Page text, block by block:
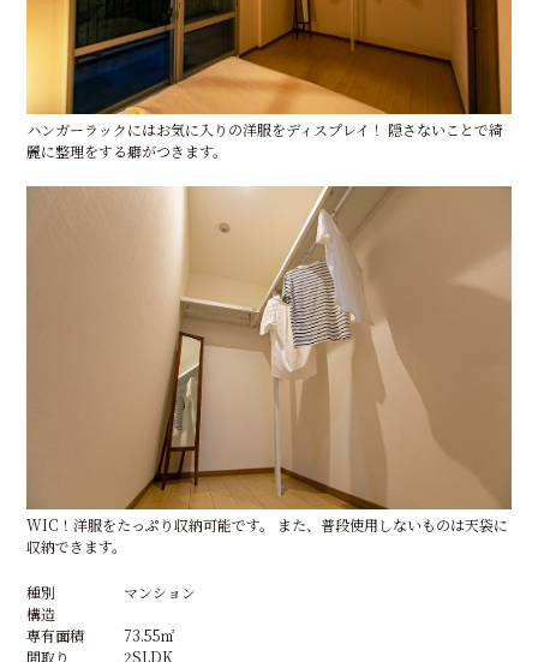
ハンガーラックにはお気に入りの洋服をディスプレイ！ 隠さないことで綺
麗に整理をする癖がつきます。
WIC！洋服をたっぷり収納可能です。 また、普段使用しないものは天袋に
収納できます。
種別
マンション
構造
専有面積
73.55㎡
間取り
2SLDK